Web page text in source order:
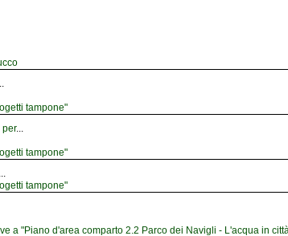
tampone"
per...
tampone"
...
tampone"
a "Piano d'area comparto 2.2 Parco dei Navigli - L'acqua in